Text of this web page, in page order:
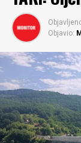
Objavio: